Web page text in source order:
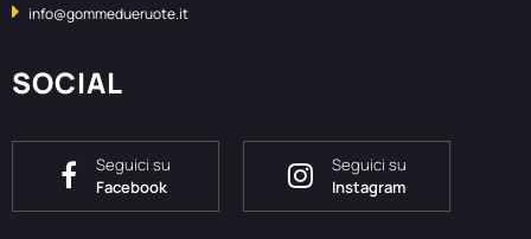
info@gommedueruote.it
SOCIAL
Seguici su
Facebook
Seguici su
Instagram